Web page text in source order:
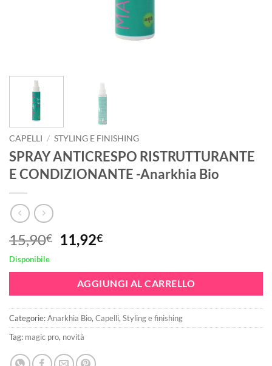
CAPELLI / STYLING E FINISHING
SPRAY ANTICRESPO RISTRUTTURANTE
E CONDIZIONANTE -Anarkhia Bio
15,90€
Il
prezzo
originale
era:
15,90€.
11,92€Il
attuale
è:
11,92€.
Disponibile
AGGIUNGI AL CARRELLO
Categorie:Anarkhìa Bio, Capelli, Styling e finishing
Tag: magic pro, novità